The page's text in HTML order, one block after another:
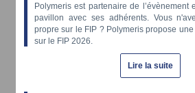
Polymeris est partenaire de l’évènement
pavillon avec ses adhérents. Vous
propre sur le FIP ? Polymeris propose
sur le FIP 2026.
Lire la suite